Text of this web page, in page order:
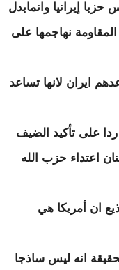
إيرانيا وانمابدل
نهاجمها على
ايران لانها تساعد
ردا على تأكيد الضيف
اعتداء حزب الله
ان أمريكا هي
انه ليس ساذجا